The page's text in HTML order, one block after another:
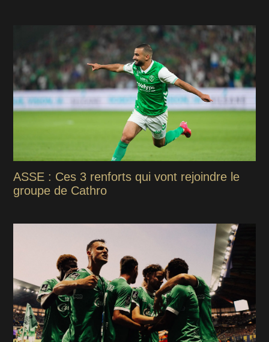
ASSE : Ces 3 renforts qui vont rejoindre le
groupe de Cathro